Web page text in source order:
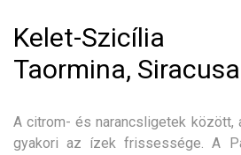
Kelet-Szicília
Taormina,
A citrom- és narancsligetek között,
gyakori az ízek frissessége. A